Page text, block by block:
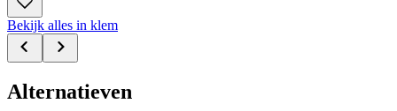
Bekijk alles in klem
Alternatieven